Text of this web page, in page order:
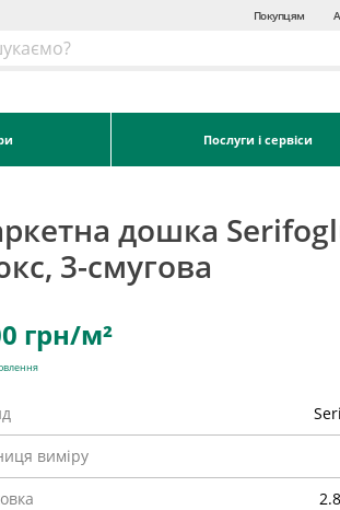
Покупцям
Послуги і сервіси
дошка
3-смугова
грн/м²
виміру